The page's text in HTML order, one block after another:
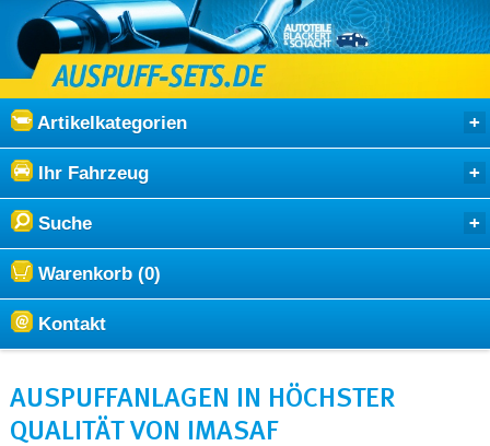
Artikelkategorien
Ihr Fahrzeug
Suche
Warenkorb (0)
Kontakt
AUSPUFFANLAGEN IN HÖCHSTER
QUALITÄT VON IMASAF